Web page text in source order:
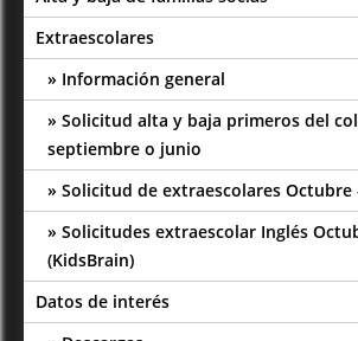
Extraescolares
Información general
Solicitud alta y baja primeros del
septiembre o junio
Solicitud de extraescolares Octubre
Solicitudes extraescolar Inglés
(KidsBrain)
Datos de interés